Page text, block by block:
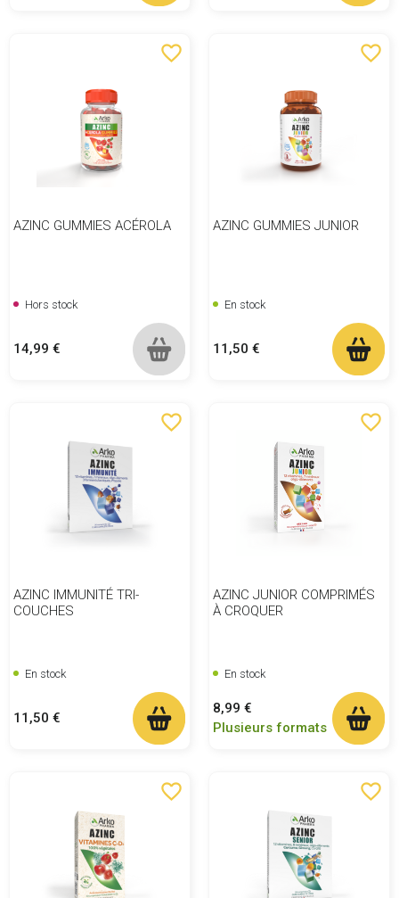
favorite_border
AZINC GUMMIES ACÉROLA
Hors stock
Prix
14,99 €
favorite_border
AZINC GUMMIES JUNIOR
En stock
Prix
11,50 €
favorite_border
AZINC IMMUNITÉ TRI-
COUCHES
En stock
Prix
11,50 €
favorite_border
AZINC JUNIOR COMPRIMÉS
À CROQUER
En stock
Prix
8,99 €
Plusieurs formats
favorite_border favorite_border